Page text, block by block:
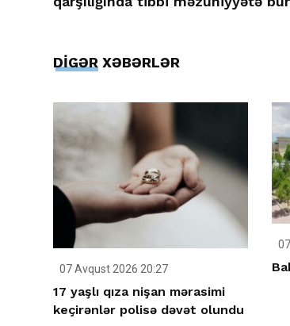
DİGƏR XƏBƏRLƏR
07 Avqust 2026 20:27
17 yaşlı qıza nişan mərasimi
keçirənlər polisə dəvət olundu